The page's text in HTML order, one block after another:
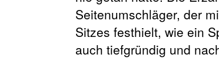
Seitenumschläger, der
Sitzes festhielt, wie ein
auch tiefgründig und